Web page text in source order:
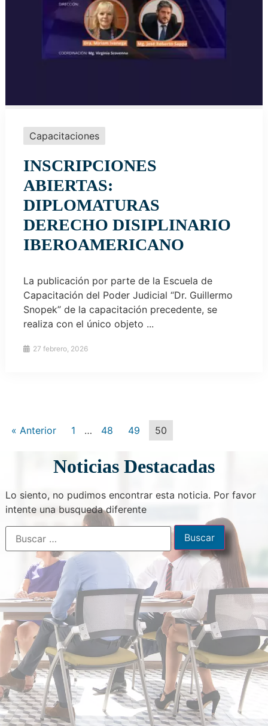
Capacitaciones
INSCRIPCIONES
ABIERTAS:
DIPLOMATURAS
DERECHO DISIPLINARIO
IBEROAMERICANO
La publicación por parte de la Escuela de
Capacitación del Poder Judicial “Dr. Guillermo
Snopek” de la capacitación precedente, se
realiza con el único objeto ...
27 febrero, 2026
« Anterior 1 … 48 49 50
Noticias Destacadas
Lo siento, no pudimos encontrar esta noticia. Por favor
intente una busqueda diferente